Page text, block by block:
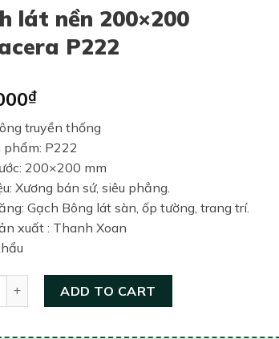
lát nền 200×200
P222
₫
truyền thống
phẩm: P222
200×200 mm
Xương bán sứ, siêu phẳng.
Gạch Bông lát sàn, ốp tường, trang trí.
xuất : Thanh Xoan
ADD TO CART